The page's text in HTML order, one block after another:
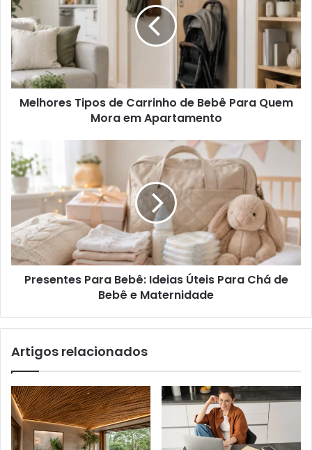
Melhores Tipos de Carrinho de Bebê Para Quem
Mora em Apartamento
Presentes Para Bebê: Ideias Úteis Para Chá de
Bebê e Maternidade
Artigos relacionados